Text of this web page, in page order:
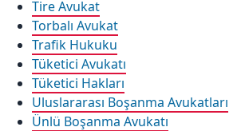
Tire Avukat
Torbalı Avukat
Trafik Hukuku
Tüketici Avukatı
Tüketici Hakları
Uluslararası Boşanma Avukatları
Ünlü Boşanma Avukatı